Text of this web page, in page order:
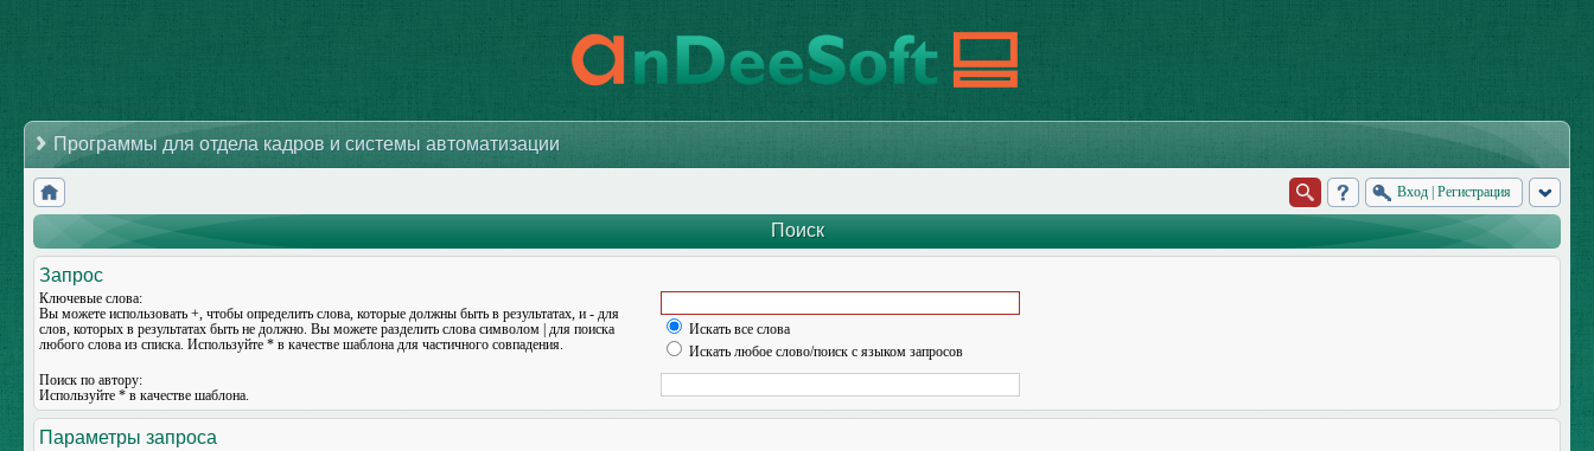
Программы для отдела кадров и системы автоматизации
Вход Регистрация
Поиск
Запрос
Ключевые слова:
Вы можете использовать +, чтобы определить слова, которые должны быть в результатах, и - для
слов, которых в результатах быть не должно. Вы можете разделить слова символом для поиска
любого слова из списка. Используйте * в качестве шаблона для частичного совпадения.
Искать все слова
Искать любое слово/поиск с языком запросов
Поиск по автору:
Используйте * в качестве шаблона.
Параметры запроса